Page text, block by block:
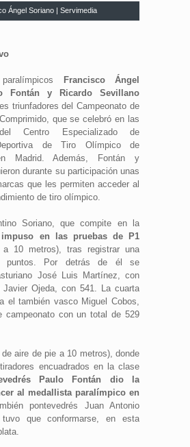
Ángel Soriano | Servimedia
Francisco Ángel
Fontán y Ricardo Sevillano
triunfadores del Campeonato de
que se celebró en las
Centro Especializado de
de Tiro Olímpico de
Madrid. Además, Fontán y
durante su participación unas
que les permiten acceder al
de tiro olímpico.
Soriano, que compite en la
en las pruebas de P1
10 metros), tras registrar una
puntos. Por detrás de él se
José Luis Martínez, con
Ojeda, con 541. La cuarta
el también vasco Miguel Cobos,
campeonato con un total de 529
aire de pie a 10 metros), donde
encuadrados en la clase
Paulo Fontán dio la
al medallista paralímpico en
pontevedrés Juan Antonio
que conformarse, en esta